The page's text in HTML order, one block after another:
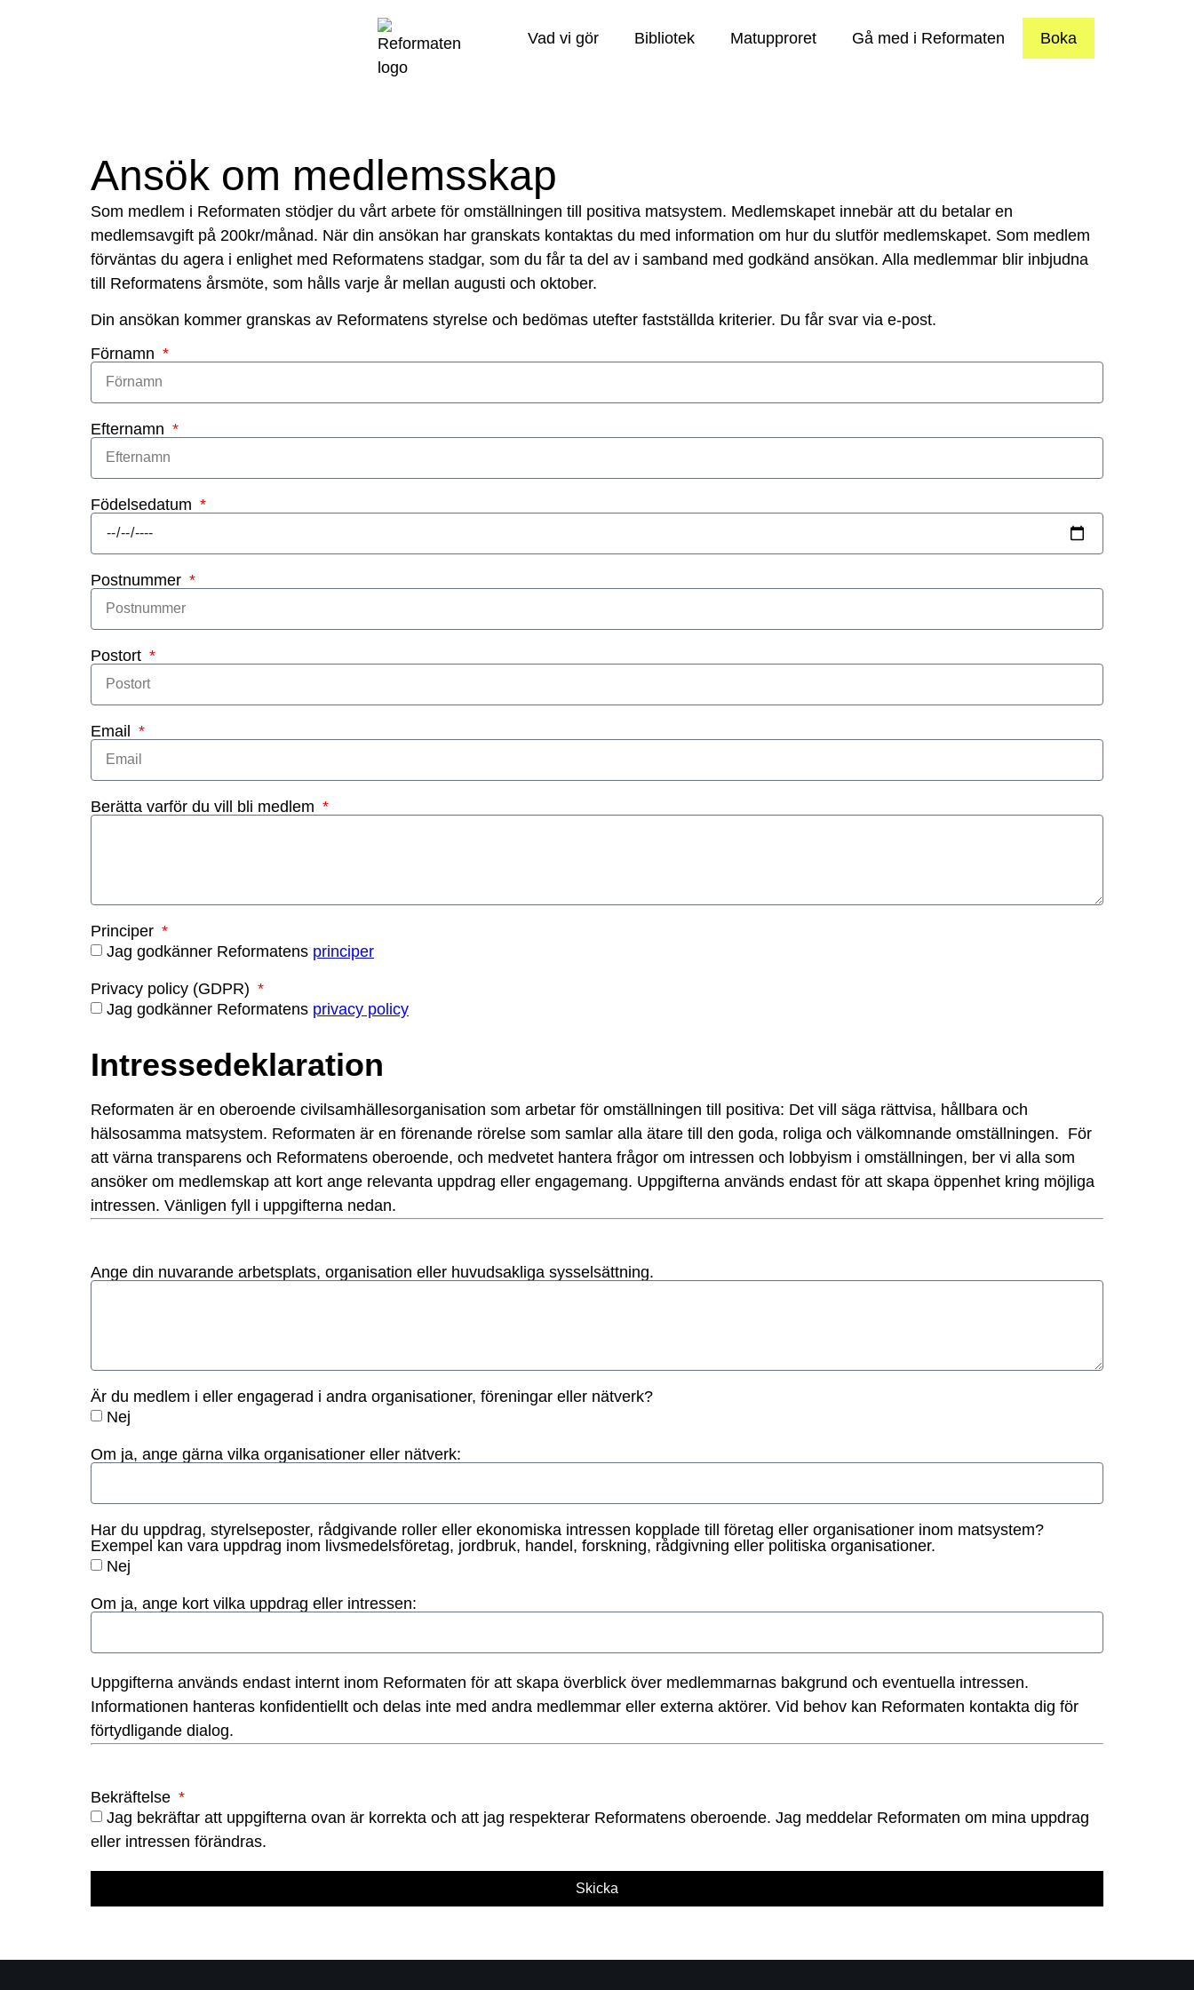
Vad vi gör Bibliotek Matupproret Gå med i Reformaten Boka
Ansök om medlemsskap
Som medlem i Reformaten stödjer du vårt arbete för omställningen till positiva matsystem. Medlemskapet innebär att du betalar en
medlemsavgift på 200kr/månad. När din ansökan har granskats kontaktas du med information om hur du slutför medlemskapet. Som medlem
förväntas du agera i enlighet med Reformatens stadgar, som du får ta del av i samband med godkänd ansökan. Alla medlemmar blir inbjudna
till Reformatens årsmöte, som hålls varje år mellan augusti och oktober.
Din ansökan kommer granskas av Reformatens styrelse och bedömas utefter fastställda kriterier. Du får svar via e-post.
Förnamn
Efternamn
Födelsedatum
Postnummer
Postort
Email
Berätta varför du vill bli medlem
Principer
Jag godkänner Reformatens principer
Privacy policy (GDPR)
Jag godkänner Reformatens privacy policy
Intressedeklaration
Reformaten är en oberoende civilsamhällesorganisation som arbetar för omställningen till positiva: Det vill säga rättvisa, hållbara och
hälsosamma matsystem. Reformaten är en förenande rörelse som samlar alla ätare till den goda, roliga och välkomnande omställningen. För
att värna transparens och Reformatens oberoende, och medvetet hantera frågor om intressen och lobbyism i omställningen, ber vi alla som
ansöker om medlemskap att kort ange relevanta uppdrag eller engagemang. Uppgifterna används endast för att skapa öppenhet kring möjliga
intressen. Vänligen fyll i uppgifterna nedan.
Ange din nuvarande arbetsplats, organisation eller huvudsakliga sysselsättning.
Är du medlem i eller engagerad i andra organisationer, föreningar eller nätverk?
Nej
Om ja, ange gärna vilka organisationer eller nätverk:
Har du uppdrag, styrelseposter, rådgivande roller eller ekonomiska intressen kopplade till företag eller organisationer inom matsystem?
Exempel kan vara uppdrag inom livsmedelsföretag, jordbruk, handel, forskning, rådgivning eller politiska organisationer.
Nej
Om ja, ange kort vilka uppdrag eller intressen:
Uppgifterna används endast internt inom Reformaten för att skapa överblick över medlemmarnas bakgrund och eventuella intressen.
Informationen hanteras konfidentiellt och delas inte med andra medlemmar eller externa aktörer. Vid behov kan Reformaten kontakta dig för
förtydligande dialog.
Bekräftelse
Jag bekräftar att uppgifterna ovan är korrekta och att jag respekterar Reformatens oberoende. Jag meddelar Reformaten om mina uppdrag
eller intressen förändras.
Skicka